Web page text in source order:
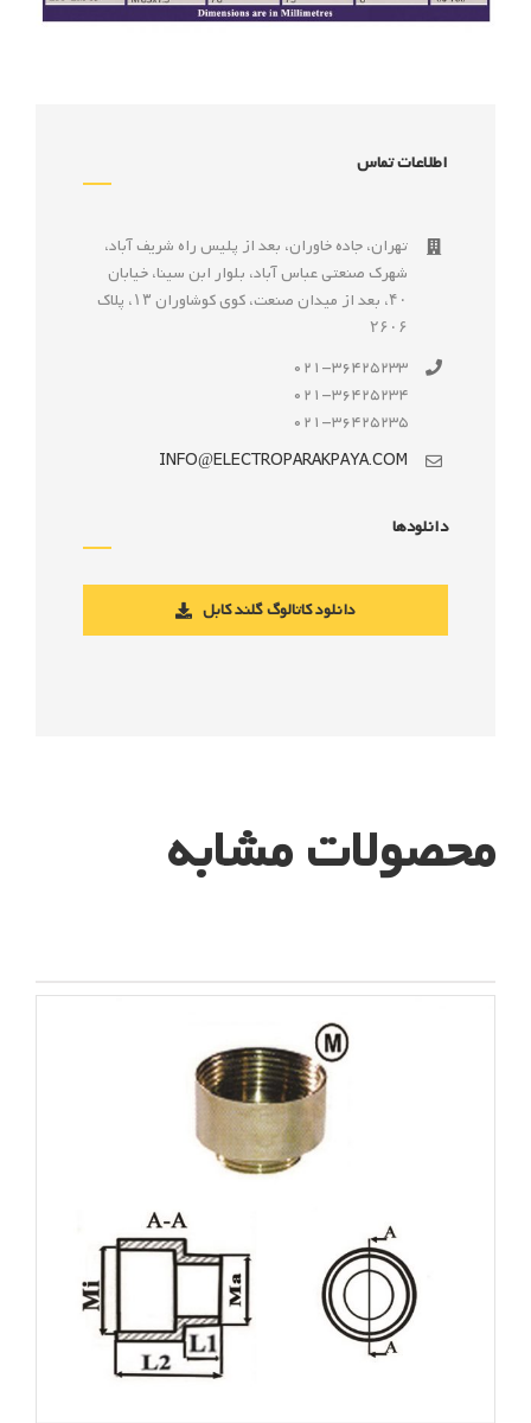
اطلاعات تماس
تهران، جاده خاوران، بعد از پليس راه شريف آباد،
شهرک صنعتى عباس آباد، بلوار ابن سينا، خيابان
۴۰، بعد از ميدان صنعت، كوی كوشاوران ۱۳، پلاک
۲۶۰۶
021-36425233
021-36425234
021-36425235
INFO@ELECTROPARAKPAYA.COM
دانلودها
دانلود کاتالوگ گلند کابل
محصولات مشابه